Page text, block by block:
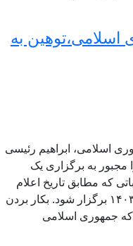
اسلامی،توهین به
اسلامی، ابراهیم رئیسی
به برگزاری یک
که مطابق تاریخ اعلام
شده باید ۳۷ روز دیگر در هشتم تیر ۱۴۰۳ برگزار شود. بکار بردن
جمهوری اسلامی